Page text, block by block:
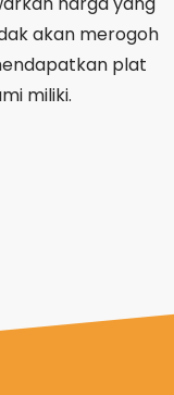
akan merogoh
plat
miliki.